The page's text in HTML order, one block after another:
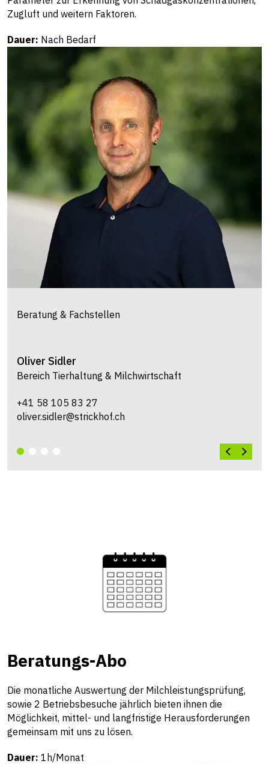
Zugluft und weitern Faktoren.
Dauer: Nach Bedarf
Mirjam Klöppel
Bereich Tierhaltung & Milchwirtschaft
+41 58 105 88 68
mirjam.kloeppel@strickhof.ch
Beratungs-Abo
Die monatliche Auswertung der Milchleistungsprüfung,
sowie 2 Betriebsbesuche jährlich bieten ihnen die
Möglichkeit, mittel- und langfristige Herausforderungen
gemeinsam mit uns zu lösen.
Dauer: 1h/Monat